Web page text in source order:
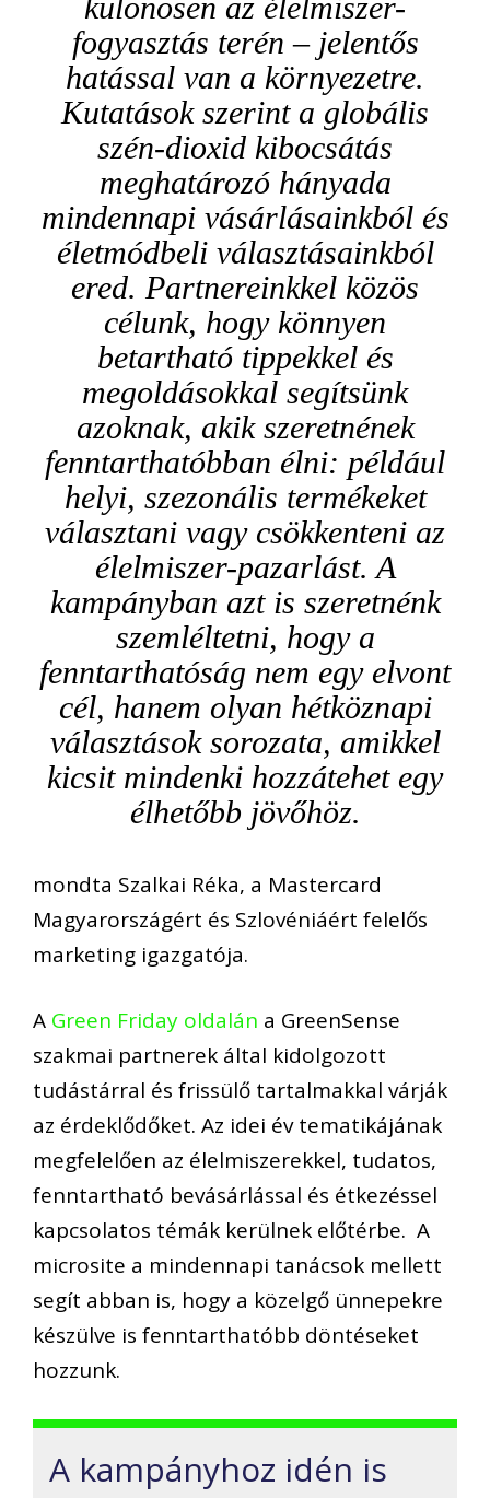
fogyasztás terén – jelentős
hatással van a környezetre.
Kutatások szerint a globális
szén-dioxid kibocsátás
meghatározó hányada
mindennapi vásárlásainkból és
életmódbeli választásainkból
ered. Partnereinkkel közös
célunk, hogy könnyen
betartható tippekkel és
megoldásokkal segítsünk
azoknak, akik szeretnének
fenntarthatóbban élni: például
helyi, szezonális termékeket
választani vagy csökkenteni az
élelmiszer-pazarlást. A
kampányban azt is szeretnénk
szemléltetni, hogy a
fenntarthatóság nem egy elvont
cél, hanem olyan hétköznapi
választások sorozata, amikkel
kicsit mindenki hozzátehet egy
élhetőbb jövőhöz.
mondta Szalkai Réka, a Mastercard
Magyarországért és Szlovéniáért felelős
marketing igazgatója.
A Green Friday oldalán a GreenSense
szakmai partnerek által kidolgozott
tudástárral és frissülő tartalmakkal várják
az érdeklődőket. Az idei év tematikájának
megfelelően az élelmiszerekkel, tudatos,
fenntartható bevásárlással és étkezéssel
kapcsolatos témák kerülnek előtérbe. A
microsite a mindennapi tanácsok mellett
segít abban is, hogy a közelgő ünnepekre
készülve is fenntarthatóbb döntéseket
hozzunk.
A kampányhoz idén is